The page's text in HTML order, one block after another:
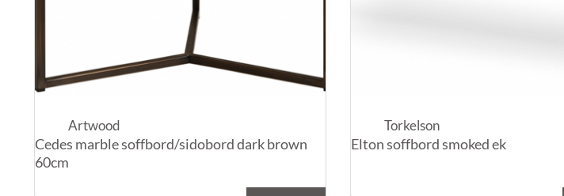
Artwood
Cedes marble soffbord/sidobord dark brown
60cm
Torkelson
Elton soffbord smoked ek